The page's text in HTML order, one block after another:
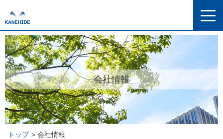
会社情報
トップ 会社情報